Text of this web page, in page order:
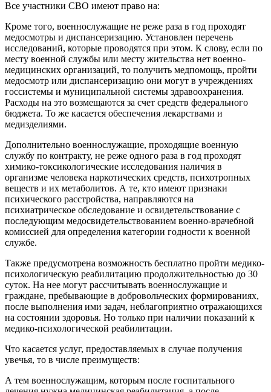
Все участники СВО имеют право на:
Кроме того, военнослужащие не реже раза в год проходят
медосмотры и диспансеризацию. Установлен перечень
исследований, которые проводятся при этом. К слову, если по
месту военной службы или месту жительства нет военно-
медицинских организаций, то получить медпомощь, пройти
медосмотр или диспансеризацию они могут в учреждениях
госсистемы и муниципальной системы здравоохранения.
Расходы на это возмещаются за счет средств федерального
бюджета. То же касается обеспечения лекарствами и
медизделиями.
Дополнительно военнослужащие, проходящие военную
службу по контракту, не реже одного раза в год проходят
химико-токсикологические исследования наличия в
организме человека наркотических средств, психотропных
веществ и их метаболитов. А те, кто имеют признаки
психического расстройства, направляются на
психиатрическое обследование и освидетельствование с
последующим медосвидетельствованием военно-врачебной
комиссией для определения категории годности к военной
службе.
Также предусмотрена возможность бесплатно пройти медико-
психологическую реабилитацию продолжительностью до 30
суток. На нее могут рассчитывать военнослужащие и
граждане, пребывающие в добровольческих формированиях,
после выполнения ими задач, неблагоприятно отражающихся
на состоянии здоровья. Но только при наличии показаний к
медико-психологической реабилитации.
Что касается услуг, предоставляемых в случае получения
увечья, то в числе преимуществ:
А тем военнослужащим, которым после госпитального